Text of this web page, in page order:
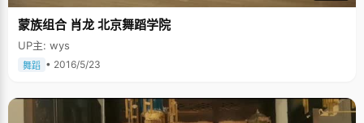
蒙族组合 肖龙 北京舞蹈学院
UP主: wys
舞蹈 • 2016/5/23